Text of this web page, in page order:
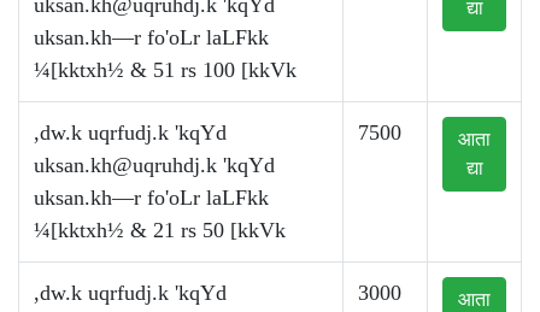
uksan.kh@uqruhdj.k 'kqYd
uksan.kh—r fo'oLr laLFkk
¼[kktxh½ & 51 rs 100 [kkVk
द्या
,dw.k uqrfudj.k 'kqYd
uksan.kh@uqruhdj.k 'kqYd
uksan.kh—r fo'oLr laLFkk
¼[kktxh½ & 21 rs 50 [kkVk
7500
आता
द्या
,dw.k uqrfudj.k 'kqYd
3000
आता